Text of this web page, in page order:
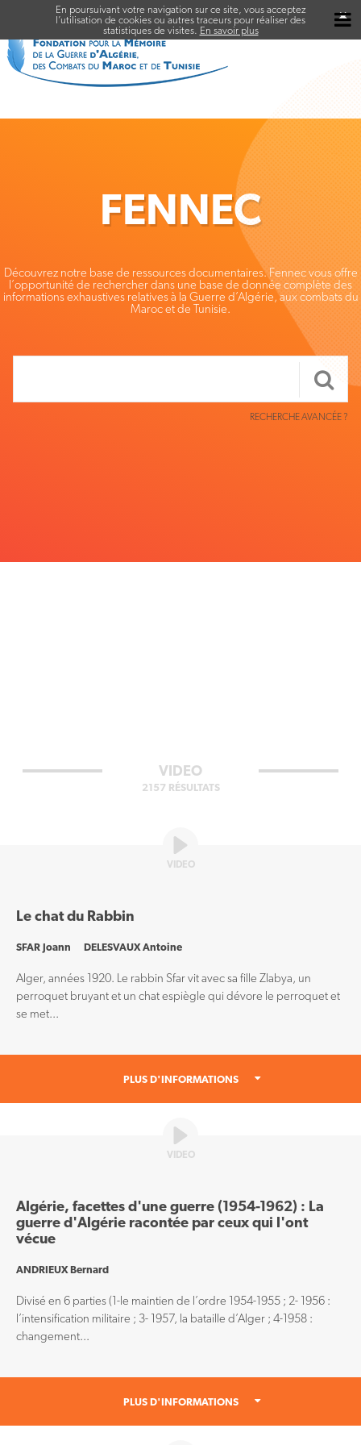
En poursuivant votre navigation sur ce site, vous acceptez
l’utilisation de cookies ou autres traceurs pour réaliser des
statistiques de visites. En savoir plus
✖
FENNEC
Découvrez notre base de ressources documentaires. Fennec vous offre
l’opportunité de rechercher dans une base de donnée complète des
informations exhaustives relatives à la Guerre d’Algérie, aux combats du
Maroc et de Tunisie.
RECHERCHE AVANCÉE ?
VIDEO
2157 RÉSULTATS
VIDEO
Le chat du Rabbin
SFAR Joann DELESVAUX Antoine
Alger, années 1920. Le rabbin Sfar vit avec sa fille Zlabya, un
perroquet bruyant et un chat espiègle qui dévore le perroquet et
se met...
PLUS D'INFORMATIONS
VIDEO
Algérie, facettes d'une guerre (1954-1962) : La
guerre d'Algérie racontée par ceux qui l'ont
vécue
ANDRIEUX Bernard
Divisé en 6 parties (1-le maintien de l’ordre 1954-1955 ; 2- 1956 :
l’intensification militaire ; 3- 1957, la bataille d’Alger ; 4-1958 :
changement...
PLUS D'INFORMATIONS